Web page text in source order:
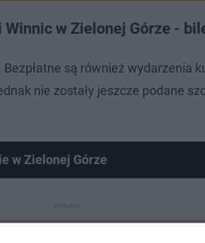
w Zielonej Górze -
są również wydarzenia
nie zostały jeszcze podane
w Zielonej Górze